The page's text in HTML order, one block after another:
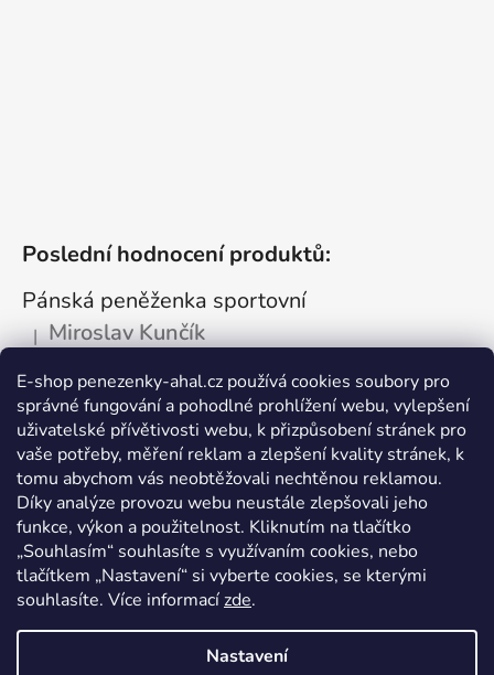
E-shop penezenky-ahal.cz používá cookies soubory pro
správné fungování a pohodlné prohlížení webu, vylepšení
uživatelské přívětivosti webu, k přizpůsobení stránek pro
vaše potřeby, měření reklam a zlepšení kvality stránek, k
tomu abychom vás neobtěžovali nechtěnou reklamou.
Díky analýze provozu webu neustále zlepšovali jeho
funkce, výkon a použitelnost. Kliknutím na tlačítko
„Souhlasím“ souhlasíte s využívaním cookies, nebo
tlačítkem „Nastavení“ si vyberte cookies, se kterými
souhlasíte. Více informacízde.
Nastavení
Poslední hodnocení produktů:
Pánská peněženka sportovní
Hodnocení produktu je 5 z 5 hvězdiček.
| Miroslav Kunčík
OK
Kožená dokladovka tmavá
Hodnocení produktu je 5 z 5 hvězdiček.
| Vlastimil Šajtar
Spokojený ,rychle a spolehlivě
Kožená peněženka na drobné mince
Hodnocení produktu je 5 z 5 hvězdiček.
| Katarína Kutlíková